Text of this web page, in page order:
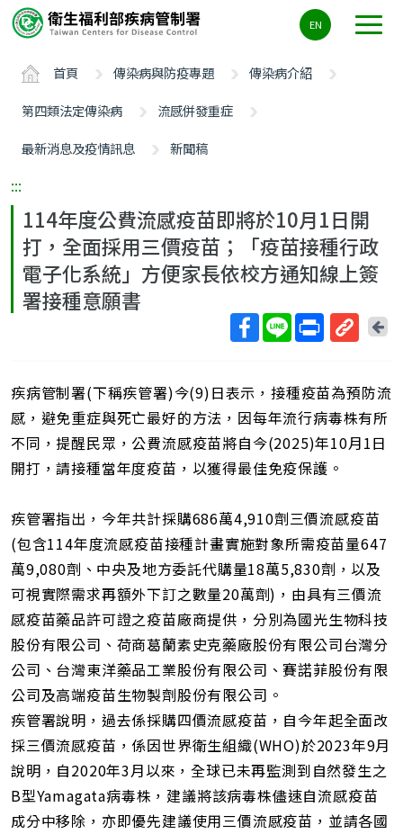
要
ALT+C
EN
首頁 傳染病與防疫專題
傳染病介紹
第四類法定傳染病
流感併發重症
最新消息及疫情訊息
新聞稿
:::
114年度公費流感疫苗即將於10月1日開
打，全面採用三價疫苗；「疫苗接種行政
電子化系統」方便家長依校方通知線上簽
署接種意願書
短
網
址
回
頁
疾病管制署(下稱疾管署)今(9)日表示，接種疫苗為預防流
感，避免重症與死亡最好的方法，因每年流行病毒株有所
不同，提醒民眾，公費流感疫苗將自今(2025)年10月1日
開打，請接種當年度疫苗，以獲得最佳免疫保護。
疾管署指出，今年共計採購686萬4,910劑三價流感疫苗
(包含114年度流感疫苗接種計畫實施對象所需疫苗量647
萬9,080劑、中央及地方委託代購量18萬5,830劑，以及
可視實際需求再額外下訂之數量20萬劑)，由具有三價流
感疫苗藥品許可證之疫苗廠商提供，分別為國光生物科技
股份有限公司、荷商葛蘭素史克藥廠股份有限公司台灣分
公司、台灣東洋藥品工業股份有限公司、賽諾菲股份有限
公司及高端疫苗生物製劑股份有限公司。
疾管署說明，過去係採購四價流感疫苗，自今年起全面改
採三價流感疫苗，係因世界衛生組織(WHO)於2023年9月
說明，自2020年3月以來，全球已未再監測到自然發生之
B型Yamagata病毒株，建議將該病毒株儘速自流感疫苗
成分中移除，亦即優先建議使用三價流感疫苗，並請各國